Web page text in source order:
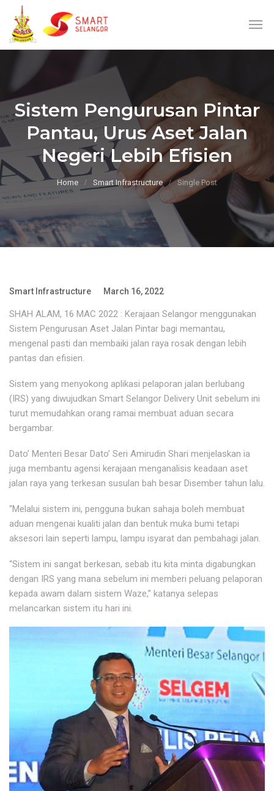
Sistem Pengurusan Pintar
Pantau, Urus Aset Jalan
Negeri Lebih Efisien
Home Smart Infrastructure Single Post
Smart Infrastructure March 16, 2022
SHAH ALAM, 16 MAC 2022 : Kerajaan Selangor menggunakan
Sistem Pengurusan Aset Jalan Pintar bagi memantau,
mengenal pasti dan membaiki jalan raya rosak dengan lebih
pantas dan efisien.
Sistem yang menyokong aplikasi pelaporan jalan berlubang
(IRS) yang diwujudkan Smart Selangor Delivery Unit sebelum ini
turut memudahkan orang ramai membuat aduan secara
bergambar.
Dato’ Menteri Besar Dato’ Seri Amirudin Shari menjelaskan ia
juga membantu agensi kerajaan menganalisis keadaan aset
jalan raya yang terkesan susulan bah besar Disember tahun lalu.
“Melalui sistem ini, pengguna bukan sahaja boleh membuat
aduan mengenai kualiti jalan dan bentuk muka bumi tetapi
aksesori lain seperti lampu, lampu isyarat dan pembahagi jalan.
“Sistem ini sangat berkesan, sebab itu kita minta digabungkan
dengan IRS yang mana sebelum ini memberi peluang pelaporan
kepada awam dalam sistem Waze,” katanya selepas
melancarkan sistem itu hari ini.